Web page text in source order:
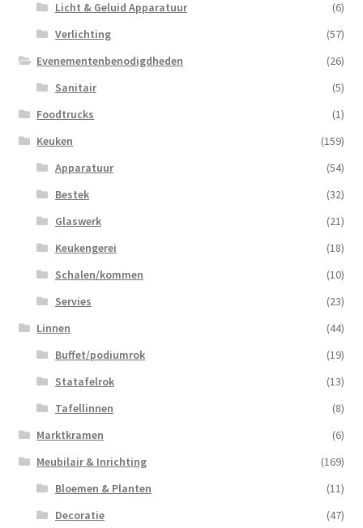
Licht & Geluid Apparatuur
(6)
Verlichting
(57)
Evenementenbenodigdheden
(26)
Sanitair
(5)
Foodtrucks
(1)
Keuken
(159)
Apparatuur
(54)
Bestek
(32)
Glaswerk
(21)
Keukengerei
(18)
Schalen/kommen
(10)
Servies
(23)
Linnen
(44)
Buffet/podiumrok
(19)
Statafelrok
(13)
Tafellinnen
(8)
Marktkramen
(6)
Meubilair & Inrichting
(169)
Bloemen & Planten
(11)
Decoratie
(47)